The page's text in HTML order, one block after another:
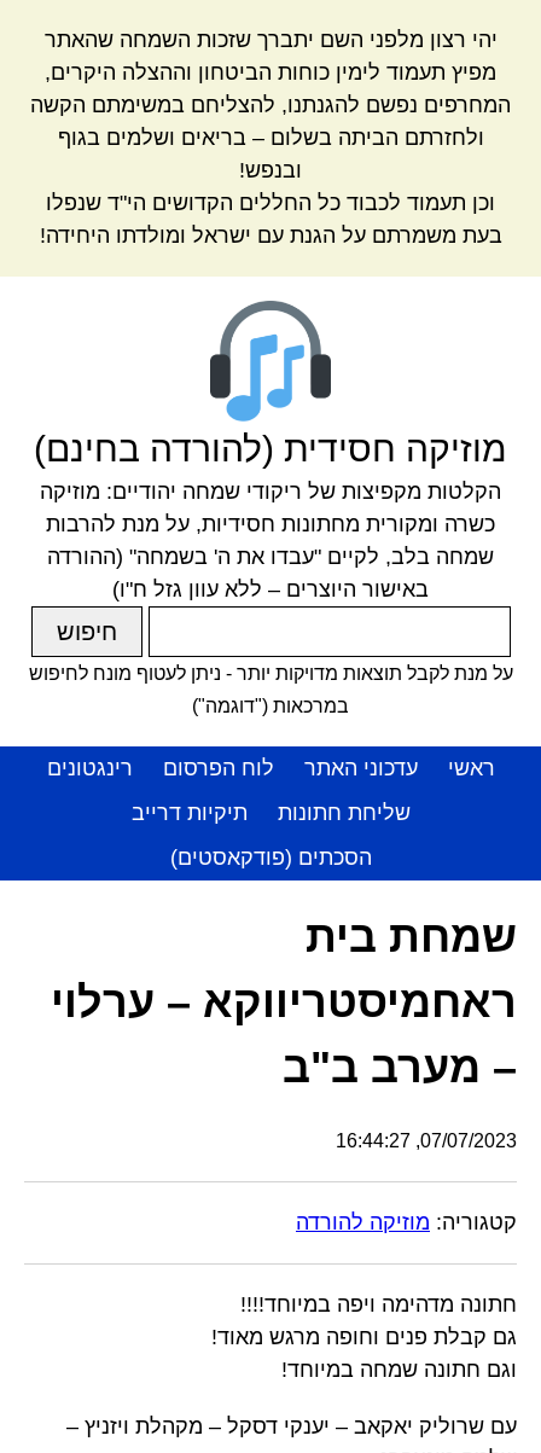
יהי רצון מלפני השם יתברך שזכות השמחה שהאתר
מפיץ תעמוד לימין כוחות הביטחון וההצלה היקרים,
המחרפים נפשם להגנתנו, להצליחם במשימתם הקשה
ולחזרתם הביתה בשלום – בריאים ושלמים בגוף
ובנפש!
וכן תעמוד לכבוד כל החללים הקדושים הי"ד שנפלו
בעת משמרתם על הגנת עם ישראל ומולדתו היחידה!
מוזיקה חסידית (להורדה בחינם)
הקלטות מקפיצות של ריקודי שמחה יהודיים: מוזיקה
כשרה ומקורית מחתונות חסידיות, על מנת להרבות
שמחה בלב, לקיים "עבדו את ה' בשמחה" (ההורדה
באישור היוצרים – ללא עוון גזל ח"ו)
על מנת לקבל תוצאות מדויקות יותר - ניתן לעטוף מונח לחיפוש
במרכאות ("דוגמה")
ראשי עדכוני האתר לוח הפרסום
רינגטונים
שליחת חתונות
תיקיות דרייב
הסכתים (פודקאסטים)
שמחת בית
ראחמיסטריווקא – ערלוי
– מערב ב"ב
07/07/2023, 16:44:27
קטגוריה: מוזיקה להורדה
חתונה מדהימה ויפה במיוחד!!!!
גם קבלת פנים וחופה מרגש מאוד!
וגם חתונה שמחה במיוחד!
עם שרוליק יאקאב – יענקי דסקל – מקהלת ויזניץ –